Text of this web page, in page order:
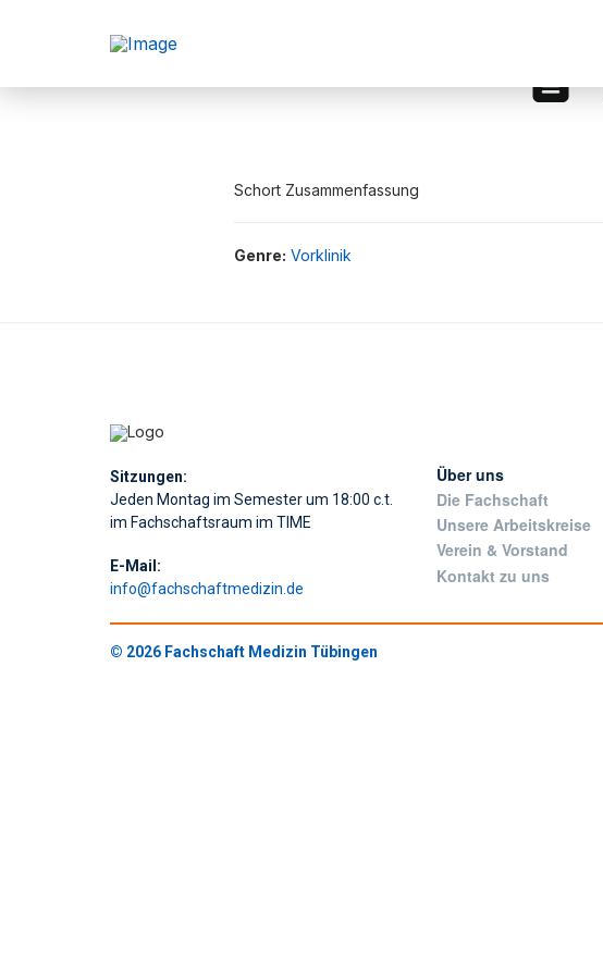
Schort Zusammenfassung
Genre: Vorklinik
Sitzungen:
Jeden Montag im Semester um 18:00 c.t.
im Fachschaftsraum im TIME
E-Mail:
info@fachschaftmedizin.de
Über uns
Die Fachschaft
Unsere Arbeitskreise
Verein & Vorstand
Kontakt zu uns
© 2026 Fachschaft Medizin Tübingen